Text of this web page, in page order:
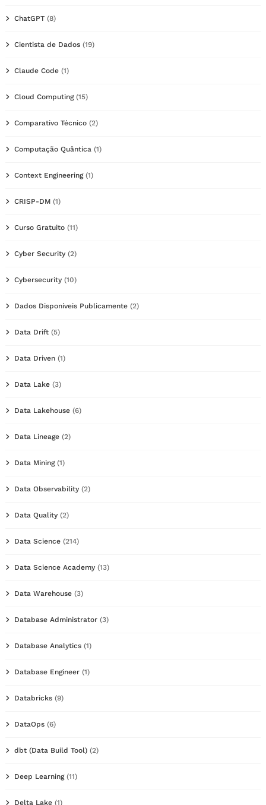
ChatGPT (8)
Cientista de Dados (19)
Claude Code (1)
Cloud Computing(15)
Comparativo Técnico (2)
Computação Quântica (1)
Context Engineering(1)
CRISP-DM (1)
Curso Gratuito (11)
Cyber Security (2)
Cybersecurity (10)
Dados Disponíveis Publicamente (2)
Data Drift (5)
Data Driven (1)
Data Lake (3)
Data Lakehouse (6)
Data Lineage (2)
Data Mining(1)
Data Observability (2)
Data Quality (2)
Data Science (214)
Data Science Academy (13)
Data Warehouse (3)
Database Administrator (3)
Database Analytics (1)
Database Engineer (1)
Databricks (9)
DataOps (6)
dbt (Data Build Tool) (2)
Deep Learning(11)
Delta Lake (1)